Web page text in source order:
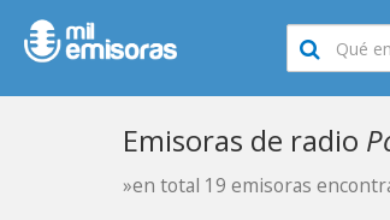
Emisoras de radio
»en total 19 emisoras